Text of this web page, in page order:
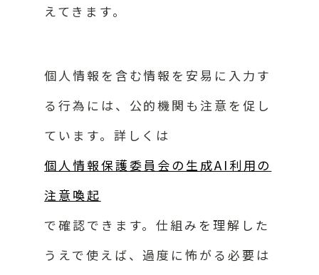
えてきます。
個人情報を含む情報を安易に入力す
る行為には、公的機関も注意を促し
ています。詳しくは
個人情報保護委員会の生成AI利用の
注意喚起
で確認できます。仕組みを理解した
うえで使えば、過度に怖がる必要は